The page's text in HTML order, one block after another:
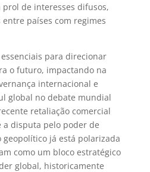
de interesses difusos,
países com regimes
para direcionar
o futuro, impactando na
internacional e
global no debate mundial
retaliação comercial
a disputa pelo poder de
já está polarizada
como um bloco estratégico
global, historicamente